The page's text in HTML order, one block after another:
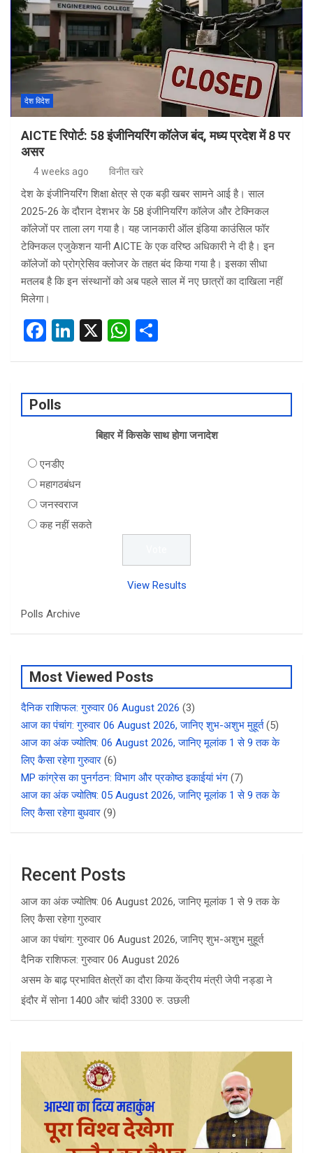
देश विदेश
AICTE रिपोर्ट: 58 इंजीनियरिंग कॉलेज बंद, मध्य प्रदेश में 8 पर
असर
4 weeks ago विनीत खरे
देश के इंजीनियरिंग शिक्षा क्षेत्र से एक बड़ी खबर सामने आई है। साल
2025-26 के दौरान देशभर के 58 इंजीनियरिंग कॉलेज और टेक्निकल
कॉलेजों पर ताला लग गया है। यह जानकारी ऑल इंडिया काउंसिल फॉर
टेक्निकल एजुकेशन यानी AICTE के एक वरिष्ठ अधिकारी ने दी है। इन
कॉलेजों को प्रोग्रेसिव क्लोजर के तहत बंद किया गया है। इसका सीधा
मतलब है कि इन संस्थानों को अब पहले साल में नए छात्रों का दाखिला नहीं
मिलेगा।
F
b
o
k
Li
dI
n
X
W
s
A
p
e
Polls
बिहार में किसके साथ होगा जनादेश
एनडीए
महागठबंधन
जनस्वराज
कह नहीं सकते
View Results
Polls Archive
Most Viewed Posts
दैनिक राशिफल: गुरुवार 06 August 2026 (3)
आज का पंचांग: गुरुवार 06 August 2026, जानिए शुभ-अशुभ मुहूर्त (5)
आज का अंक ज्योतिष: 06 August 2026, जानिए मूलांक 1 से 9 तक के
लिए कैसा रहेगा गुरुवार (6)
MP कांग्रेस का पुनर्गठन: विभाग और प्रकोष्ठ इकाईयां भंग (7)
आज का अंक ज्योतिष: 05 August 2026, जानिए मूलांक 1 से 9 तक के
लिए कैसा रहेगा बुधवार (9)
Recent Posts
आज का अंक ज्योतिष: 06 August 2026, जानिए मूलांक 1 से 9 तक के
लिए कैसा रहेगा गुरुवार
आज का पंचांग: गुरुवार 06 August 2026, जानिए शुभ-अशुभ मुहूर्त
दैनिक राशिफल: गुरुवार 06 August 2026
असम के बाढ़ प्रभावित क्षेत्रों का दौरा किया केंद्रीय मंत्री जेपी नड्डा ने
इंदौर में सोना 1400 और चांदी 3300 रु. उछली